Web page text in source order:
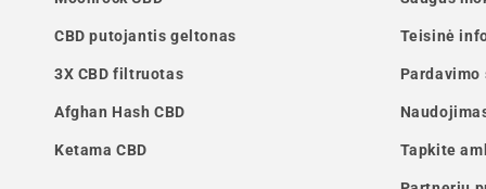
CBD putojantis geltonas
3X CBD filtruotas
Afghan Hash CBD
Ketama CBD
Teisinė
Pardavimo
Tapkite